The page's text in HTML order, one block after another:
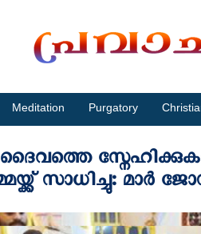
Meditation Purgatory
സാധിച്ചു: മാർ